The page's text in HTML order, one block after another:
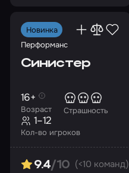
Новинка
Перформанс
Синистер
Возраст
16+
Страшность
Кол-во игроков
1–12
9.4/10 (<10 команд)